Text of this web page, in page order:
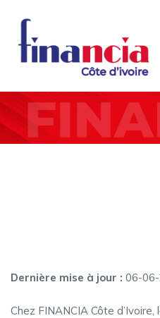
Dernière mise à jour : 06-
Chez FINANCIA Côte